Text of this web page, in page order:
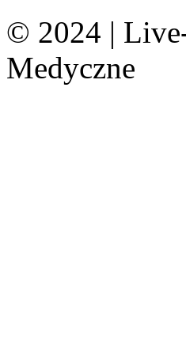
© 2024 |
Medyczne